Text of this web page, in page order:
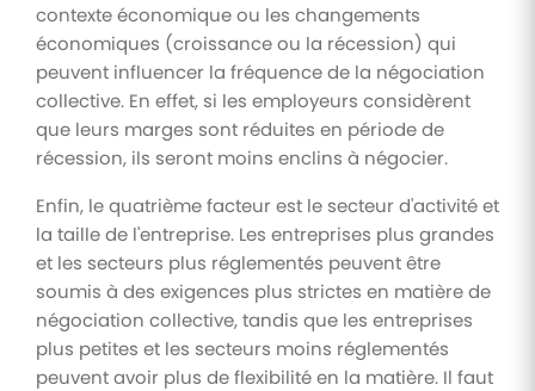
contexte économique ou les changements
économiques (croissance ou la récession) qui
peuvent influencer la fréquence de la négociation
collective. En effet, si les employeurs considèrent
que leurs marges sont réduites en période de
récession, ils seront moins enclins à négocier.
Enfin, le quatrième facteur est le secteur d'activité et
la taille de l'entreprise. Les entreprises plus grandes
et les secteurs plus réglementés peuvent être
soumis à des exigences plus strictes en matière de
négociation collective, tandis que les entreprises
plus petites et les secteurs moins réglementés
peuvent avoir plus de flexibilité en la matière. Il faut